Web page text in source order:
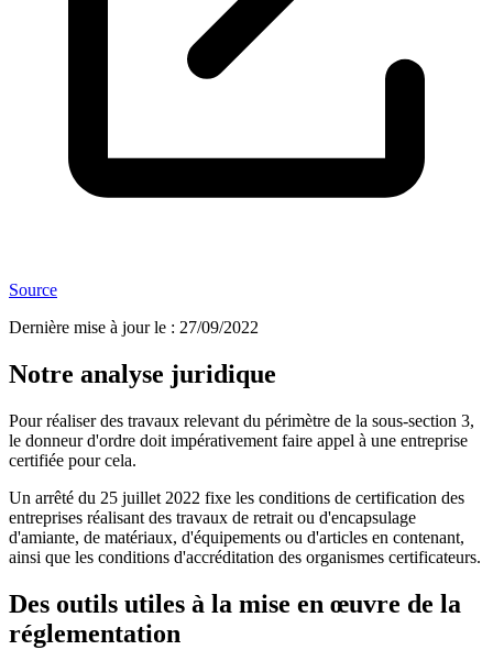
Source
Dernière mise à jour le : 27/09/2022
Notre analyse juridique
Pour réaliser des travaux relevant du périmètre de la sous-section 3,
le donneur d'ordre doit impérativement faire appel à une entreprise
certifiée pour cela.
Un arrêté du 25 juillet 2022 fixe les conditions de certification des
entreprises réalisant des travaux de retrait ou d'encapsulage
d'amiante, de matériaux, d'équipements ou d'articles en contenant,
ainsi que les conditions d'accréditation des organismes certificateurs.
Des outils utiles à la mise en œuvre de la
réglementation